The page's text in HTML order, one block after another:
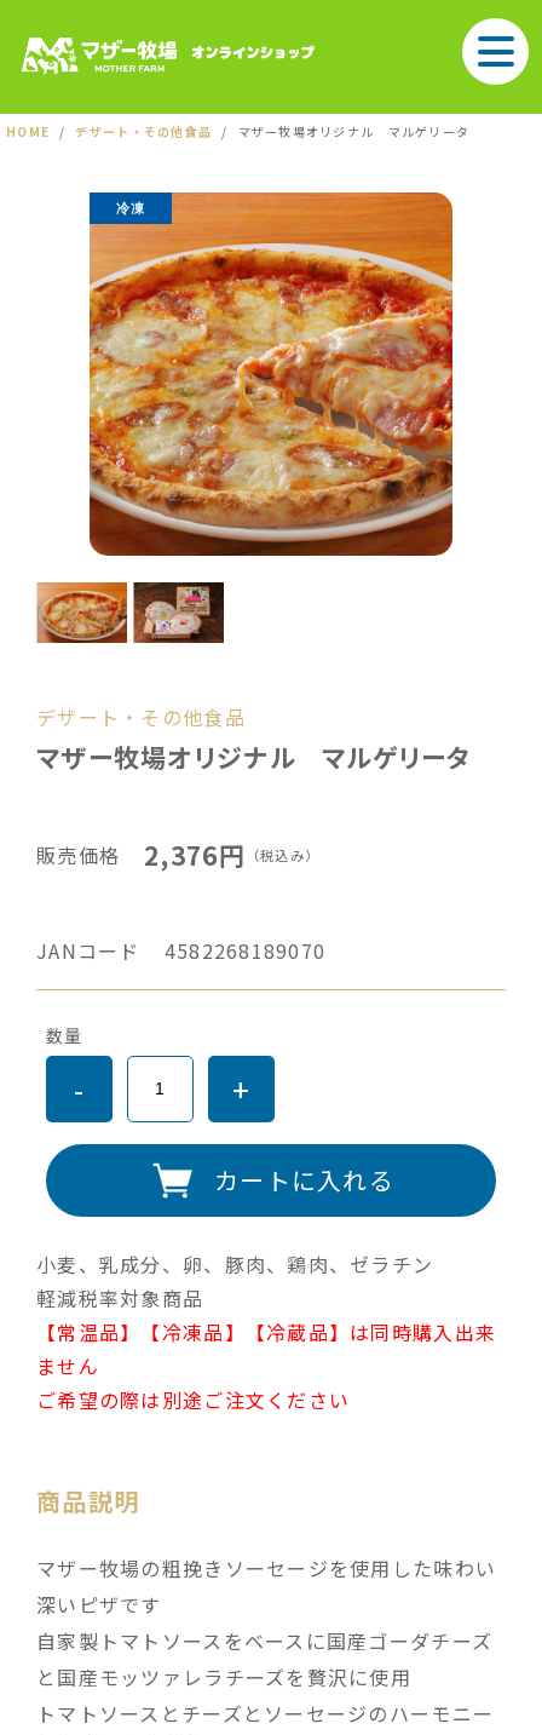
HOME デザート・その他食品 マザー牧場オリジナル マルゲリータ
デザート・その他食品
マザー牧場オリジナル マルゲリータ
販売価格 2,376円 （税込み）
JANコード 4582268189070
数量
- +
カートに入れる
小麦、乳成分、卵、豚肉、鶏肉、ゼラチン
軽減税率対象商品
【常温品】【冷凍品】【冷蔵品】は同時購入出来
ません
ご希望の際は別途ご注文ください
商品説明
マザー牧場の粗挽きソーセージを使用した味わい
深いピザです
自家製トマトソースをベースに国産ゴーダチーズ
と国産モッツァレラチーズを贅沢に使用
トマトソースとチーズとソーセージのハーモニー